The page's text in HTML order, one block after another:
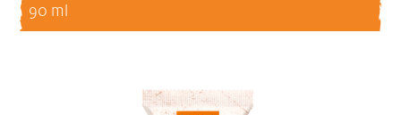
90 ml